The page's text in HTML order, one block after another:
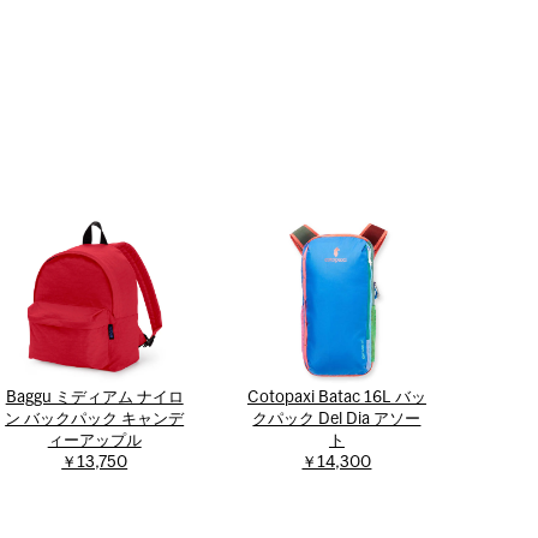
Baggu ミディアム ナイロ
ン バックパック キャンデ
ィーアップル
￥13,750
Cotopaxi Batac 16L バッ
クパック Del Dia アソー
ト
￥14,300